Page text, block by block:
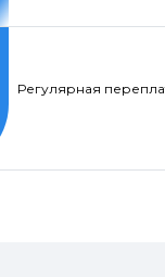
Регулярная